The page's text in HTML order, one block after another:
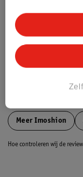
Bestel &
Meer Imoshion
Hoe controleren wij de